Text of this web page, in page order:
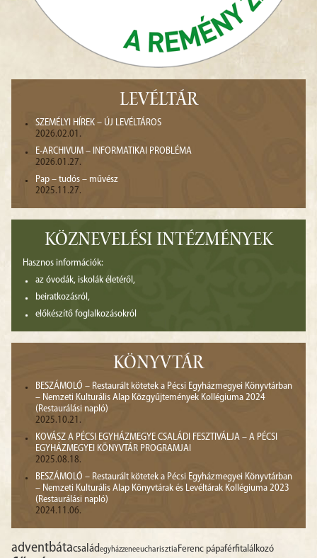
LEVÉLTÁR
SZEMÉLYI HÍREK – ÚJ LEVÉLTÁROS
2026.02.01.
E-ARCHIVUM – INFORMATIKAI PROBLÉMA
2026.01.27.
Pap – tudós – művész
2025.11.27.
KÖZNEVELÉSI INTÉZMÉNYEK
Hasznos információk:
az óvodák, iskolák életéről,
beiratkozásról,
előkészítő foglalkozásokról
KÖNYVTÁR
BESZÁMOLÓ – Restaurált kötetek a Pécsi Egyházmegyei Könyvtárban
– Nemzeti Kulturális Alap Közgyűjtemények Kollégiuma 2024
(Restaurálási napló)
2025.10.21.
KOVÁSZ A PÉCSI EGYHÁZMEGYE CSALÁDI FESZTIVÁLJA – A PÉCSI
EGYHÁZMEGYEI KÖNYVTÁR PROGRAMJAI
2025.08.18.
BESZÁMOLÓ – Restaurált kötetek a Pécsi Egyházmegyei Könyvtárban
– Nemzeti Kulturális Alap Könyvtárak és Levéltárak Kollégiuma 2023
(Restaurálási napló)
2024.11.06.
adventbátacsaládegyházzeneeucharisztiaFerenc pápaférfitalálkozó